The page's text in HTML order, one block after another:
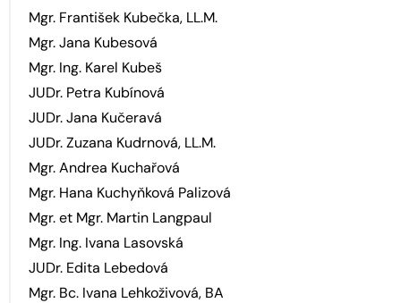
Mgr. František Kubečka, LL.M.
Mgr. Jana Kubesová
Mgr. Ing. Karel Kubeš
JUDr. Petra Kubínová
JUDr. Jana Kučeravá
JUDr. Zuzana Kudrnová, LL.M.
Mgr. Andrea Kuchařová
Mgr. Hana Kuchyňková Palizová
Mgr. et Mgr. Martin Langpaul
Mgr. Ing. Ivana Lasovská
JUDr. Edita Lebedová
Mgr. Bc. Ivana Lehkoživová, BA